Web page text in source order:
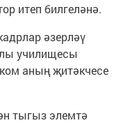
итеп билгеләнә.
әзерләү
училищесы
аның җитәкчесе
тыгыз элемтә